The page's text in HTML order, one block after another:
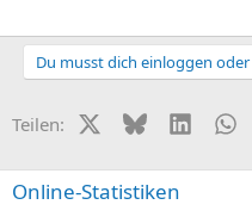
Du musst dich einloggen
Teilen: X (Twitter)
Bluesky
Online-Statistiken